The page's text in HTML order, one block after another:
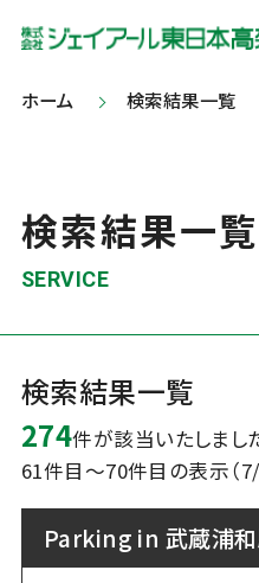
ホーム 検索結果一覧
検索結果一覧
SERVICE
検索結果一覧
274件が該当いたしまし
61件目～70件目の表示（7/
Parking in 武蔵浦